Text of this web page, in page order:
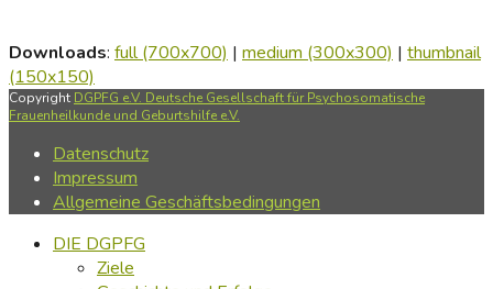
Downloads: full (700x700) | medium (300x300) | thumbnail
(150x150)
Copyright DGPFG e.V. Deutsche Gesellschaft für Psychosomatische
Frauenheilkunde und Geburtshilfe e.V.
Datenschutz
Impressum
Allgemeine Geschäftsbedingungen
DIE DGPFG
Ziele